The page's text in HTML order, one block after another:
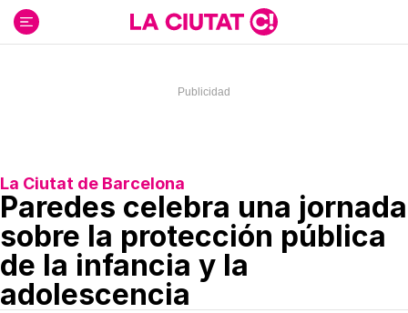
contenido
La Ciutat de Barcelona
Paredes celebra una jornada
sobre la protección pública
de la infancia y la
adolescencia